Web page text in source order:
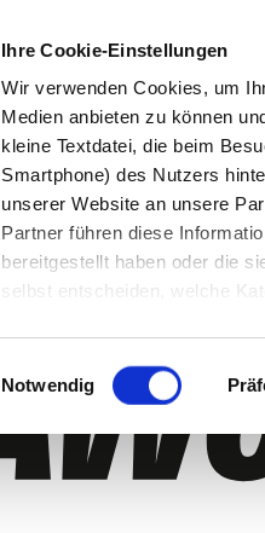
Ihre Cookie-Einstellungen
Wir verwenden Cookies, um
Medien anbieten zu können
kleine Textdatei, die beim
Smartphone) des Nutzers
unserer Website an unsere
Partner führen diese
bereitgestellt haben oder die
selbst entscheiden, welche
Einwilligungsauswahl
Notwendig